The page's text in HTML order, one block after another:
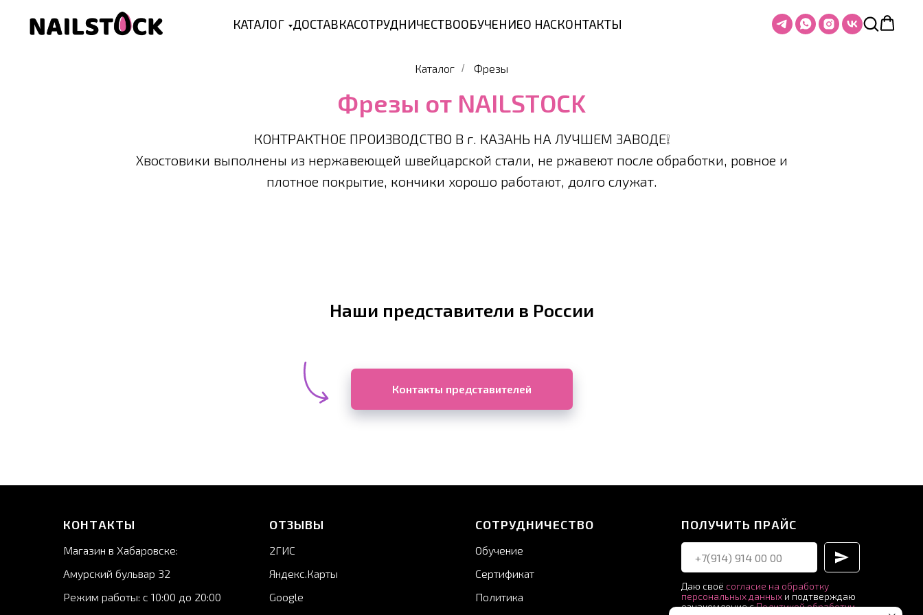
КАТАЛОГ ДОСТАВКАСОТРУДНИЧЕСТВООБУЧЕНИЕО НАСКОНТАКТЫ
Каталог / Фрезы
Фрезы от NAILSTOCK
КОНТРАКТНОЕ ПРОИЗВОДСТВО В г. КАЗАНЬ НА ЛУЧШЕМ ЗАВОДЕ❕
Хвостовики выполнены из нержавеющей швейцарской стали, не ржавеют после обработки, ровное и
плотное покрытие, кончики хорошо работают, долго служат.
Наши представители в России
Контакты представителей
КОНТАКТЫ
Магазин в Хабаровске:
Амурский бульвар 32
Режим работы: с 10:00 до 20:00
ОТЗЫВЫ
2ГИС
Яндекс.Карты
Google
СОТРУДНИЧЕСТВО
Обучение
Сертификат
Политика
ПОЛУЧИТЬ ПРАЙС
Даю своё согласие на обработку
персональных данных и подтверждаю
ознакомление сПолитикой обработки